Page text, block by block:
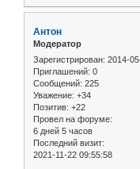
Антон
Модератор
Зарегистрирован: 2014-
Приглашений: 0
Сообщений: 225
Уважение: +34
Позитив: +22
Провел на форуме:
6 дней 5 часов
Последний визит:
2021-11-22 09:55:58